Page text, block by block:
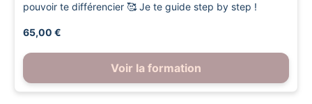
pouvoir te différencier 🥰 Je te guide step by step !
65,00 €
Voir la formation